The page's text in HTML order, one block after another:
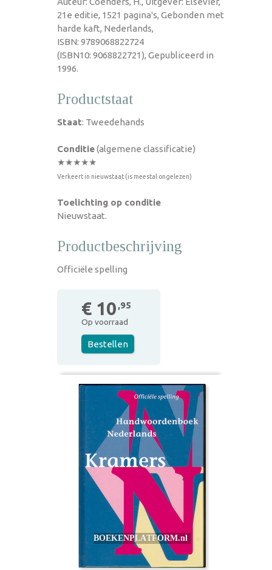
21e editie, 1521 pagina's, Gebonden met
harde kaft, Nederlands,
ISBN: 9789068822724
(ISBN10: 9068822721), Gepubliceerd in
1996.
Productstaat
Staat: Tweedehands
Conditie(algemene classificatie)
★★★★★
Verkeert in nieuwstaat (is meestal ongelezen)
Toelichting op conditie
Nieuwstaat.
Productbeschrijving
Officiële spelling
€ 10 ,95
Op voorraad
Bestellen